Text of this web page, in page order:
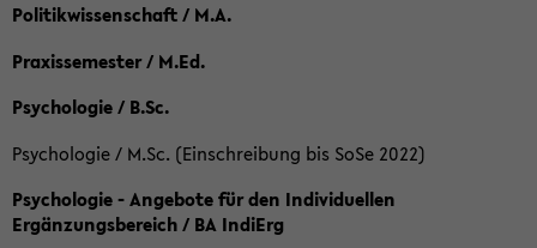
Politikwissenschaft / M.A.
Praxissemester / M.Ed.
Psychologie / B.Sc.
Psychologie / M.Sc. (Einschreibung bis SoSe 2022)
Psychologie - Angebote für den Individuellen
Ergänzungsbereich / BA IndiErg